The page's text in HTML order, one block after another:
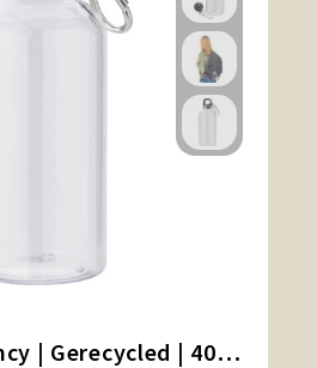
Drinkfles Nancy | Gerecycled | 400 ml